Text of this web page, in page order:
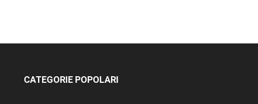
CATEGORIE POPOLARI